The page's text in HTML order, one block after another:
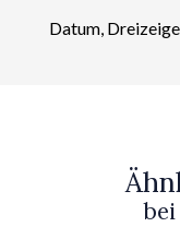
Datum,